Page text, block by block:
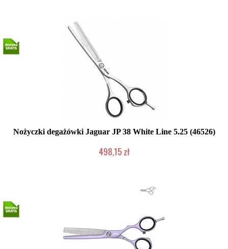
Nożyczki degażówki Jaguar JP 38 White Line 5.25 (46526)
498,15 zł